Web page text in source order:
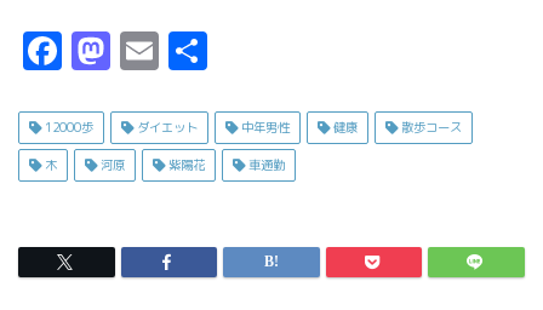
F
c
e
o
o
M
s
t
d
o
E
ai
l
12000歩 ダイエット 中年男性 健康 散歩コース
木 河原 紫陽花 車通勤